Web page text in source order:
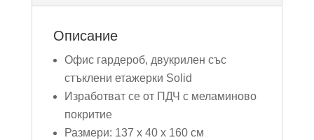
Описание
Офис гардероб, двукрилен със
стъклени етажерки Solid
Изработват се от ПДЧ с меламиново
покритие
Размери: 137 x 40 x 160 см